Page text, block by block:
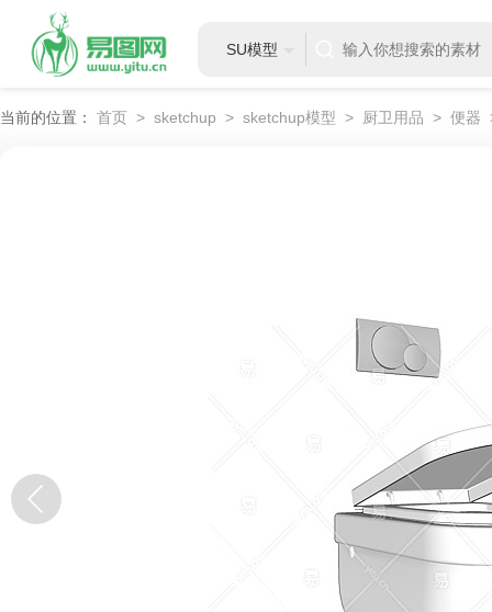
SU模型
当前的位置： 首页 > sketchup > sketchup模型 > 厨卫用品 > 便器